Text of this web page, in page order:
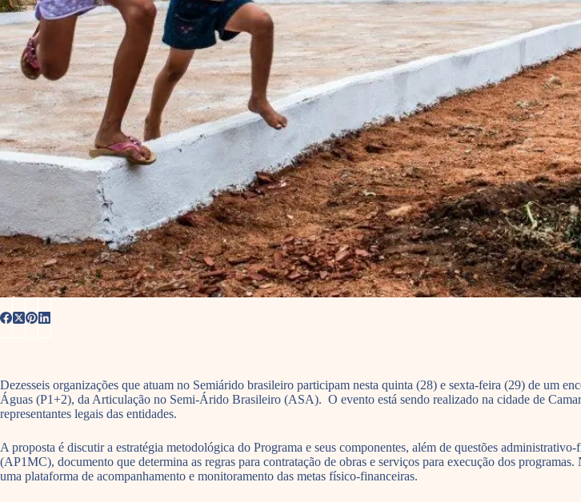
Dezesseis organizações que atuam no Semiárido brasileiro participam nesta quinta (28) e sexta-feira (29) de um
Águas (P1+2), da Articulação no Semi-Árido Brasileiro (ASA). O evento está sendo realizado na cidade de
representantes legais das entidades.
A proposta é discutir a estratégia metodológica do Programa e seus componentes, além de questões
(AP1MC), documento que determina as regras para contratação de obras e serviços para execução dos
uma plataforma de acompanhamento e monitoramento das metas físico-financeiras.